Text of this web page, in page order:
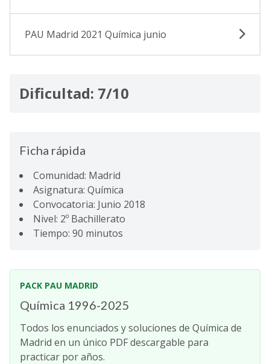
PAU Madrid 2021 Química junio
Dificultad: 7/10
Ficha rápida
Comunidad: Madrid
Asignatura: Química
Convocatoria: Junio 2018
Nivel: 2º Bachillerato
Tiempo: 90 minutos
PACK PAU MADRID
Química 1996-2025
Todos los enunciados y soluciones de Química de
Madrid en un único PDF descargable para
practicar por años.